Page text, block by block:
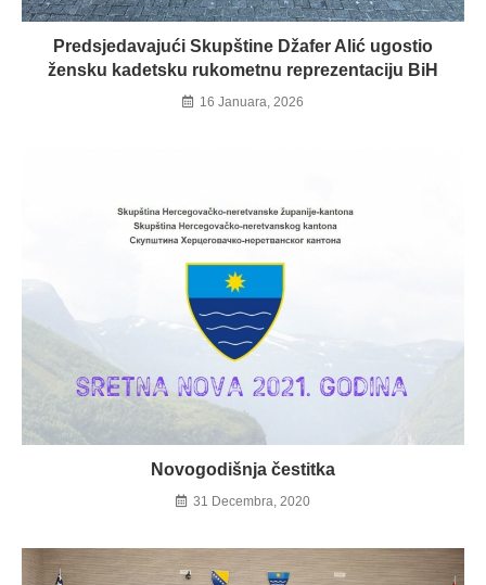
Predsjedavajući Skupštine Džafer Alić ugostio
žensku kadetsku rukometnu reprezentaciju BiH
16 Januara, 2026
Novogodišnja čestitka
31 Decembra, 2020